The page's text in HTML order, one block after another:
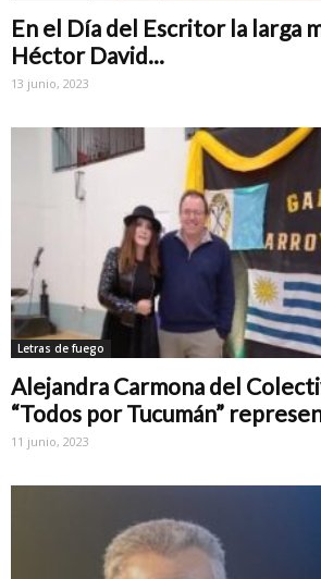
En el Día del Escritor la larga
Héctor David...
13 junio, 2023
Letras de fuego
Alejandra Carmona del
“Todos por Tucumán”
11 junio, 2023